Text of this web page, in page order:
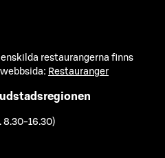
restaurangerna finns
Restauranger
8.30-16.30)